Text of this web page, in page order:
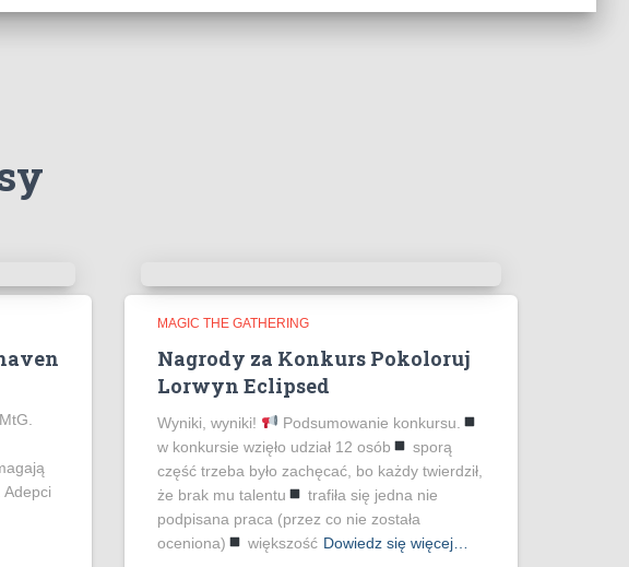
Adepci
MAGIC THE GATHERING
Nagrody za Konkurs Pokoloruj
Lorwyn Eclipsed
Wyniki, wyniki!
Podsumowanie konkursu.
w konkursie wzięło udział 12 osób
sporą
część trzeba było zachęcać, bo każdy twierdził,
że brak mu talentu
trafiła się jedna nie
podpisana praca (przez co nie została
oceniona)
większość Dowiedz się więcej…